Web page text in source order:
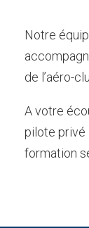
Notre
de l’aéro-
A votre
pilote privé
formation